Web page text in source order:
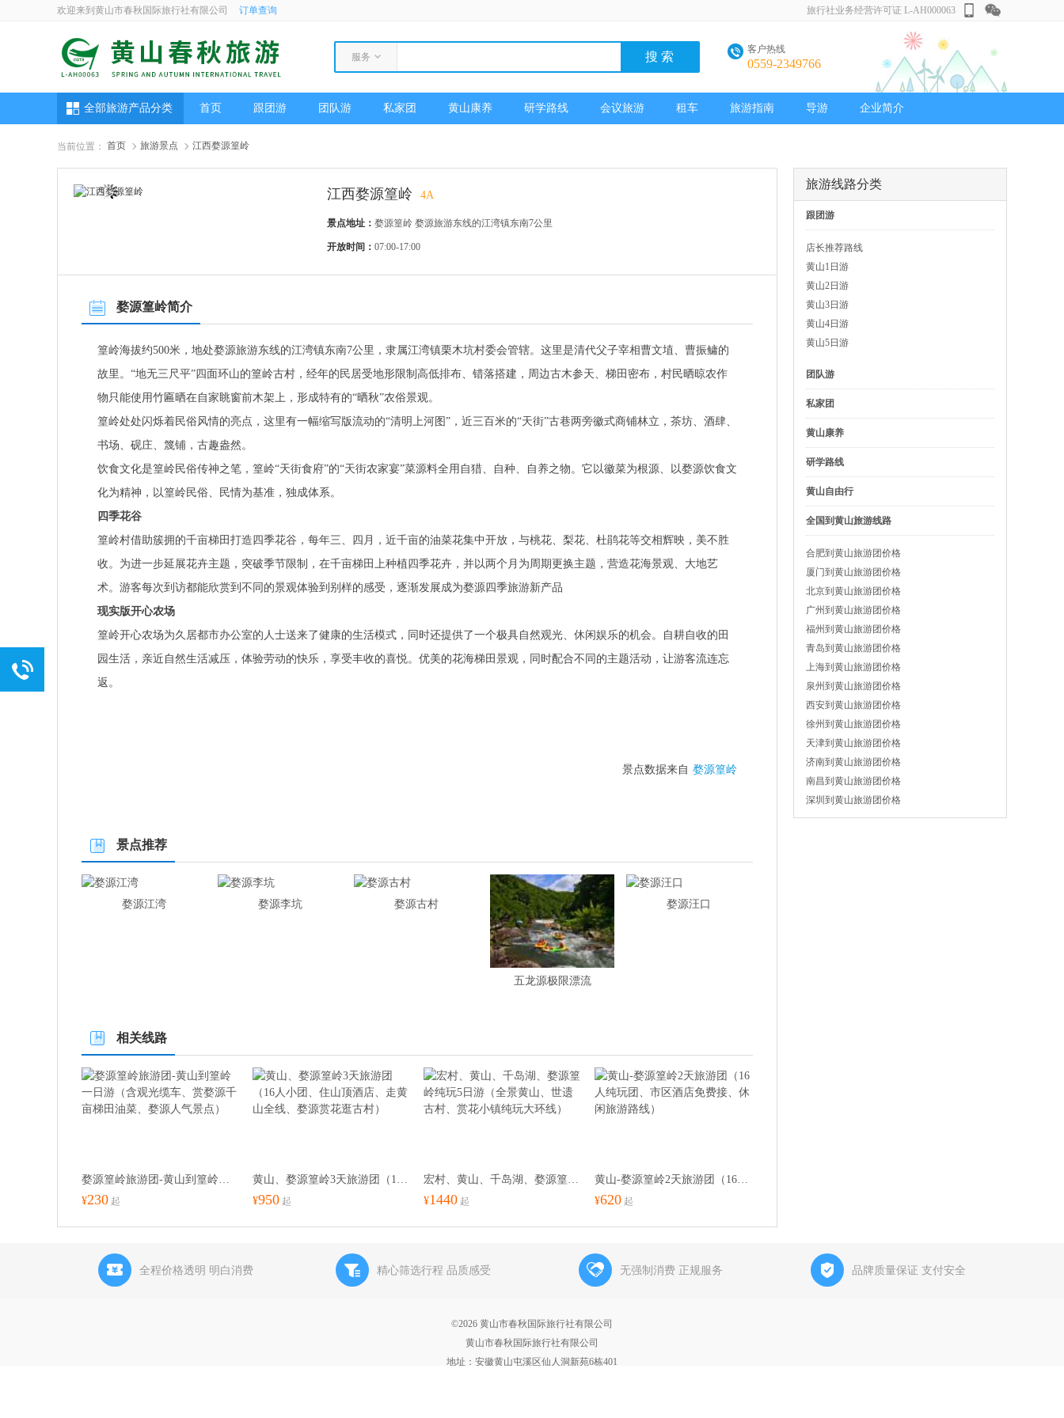
欢迎来到黄山市春秋国际旅行社有限公司 订单查询 旅行社业务经营许可证 L-AH000063
服务
客户热线
0559-2349766
全部旅游产品分类 首页 跟团游 团队游 私家团 黄山康养 研学路线 会议旅游 租车 旅游指南 导游 企业简介
当前位置： 首页 旅游景点 江西婺源篁岭
旅游线路分类
跟团游
店长推荐路线
黄山1日游
黄山2日游
黄山3日游
黄山4日游
黄山5日游
团队游
私家团
黄山康养
研学路线
黄山自由行
全国到黄山旅游线路
合肥到黄山旅游团价格
厦门到黄山旅游团价格
北京到黄山旅游团价格
广州到黄山旅游团价格
福州到黄山旅游团价格
青岛到黄山旅游团价格
上海到黄山旅游团价格
泉州到黄山旅游团价格
西安到黄山旅游团价格
徐州到黄山旅游团价格
天津到黄山旅游团价格
济南到黄山旅游团价格
南昌到黄山旅游团价格
深圳到黄山旅游团价格
江西婺源篁岭 4A
景点地址： 婺源篁岭 婺源旅游东线的江湾镇东南7公里
开放时间： 07:00-17:00
婺源篁岭简介
篁岭海拔约500米，地处婺源旅游东线的江湾镇东南7公里，隶属江湾镇栗木坑村委会管辖。这里是清代父子宰相曹文埴、曹振鳙的
故里。“地无三尺平”四面环山的篁岭古村，经年的民居受地形限制高低排布、错落搭建，周边古木参天、梯田密布，村民晒晾农作
物只能使用竹匾晒在自家眺窗前木架上，形成特有的“晒秋”农俗景观。
篁岭处处闪烁着民俗风情的亮点，这里有一幅缩写版流动的“清明上河图”，近三百米的“天街”古巷两旁徽式商铺林立，茶坊、酒肆、
书场、砚庄、篾铺，古趣盎然。
饮食文化是篁岭民俗传神之笔，篁岭“天街食府”的“天街农家宴”菜源料全用自猎、自种、自养之物。它以徽菜为根源、以婺源饮食文
化为精神，以篁岭民俗、民情为基准，独成体系。
四季花谷
篁岭村借助簇拥的千亩梯田打造四季花谷，每年三、四月，近千亩的油菜花集中开放，与桃花、梨花、杜鹃花等交相辉映，美不胜
收。为进一步延展花卉主题，突破季节限制，在千亩梯田上种植四季花卉，并以两个月为周期更换主题，营造花海景观、大地艺
术。游客每次到访都能欣赏到不同的景观体验到别样的感受，逐渐发展成为婺源四季旅游新产品
现实版开心农场
篁岭开心农场为久居都市办公室的人士送来了健康的生活模式，同时还提供了一个极具自然观光、休闲娱乐的机会。自耕自收的田
园生活，亲近自然生活减压，体验劳动的快乐，享受丰收的喜悦。优美的花海梯田景观，同时配合不同的主题活动，让游客流连忘
返。
景点数据来自 婺源篁岭
景点推荐
婺源江湾 婺源李坑 婺源古村
五龙源极限漂流
婺源汪口
相关线路
婺源篁岭旅游团-黄山到篁岭一日游（含观光缆车、赏婺源千亩梯田油菜、婺源人气景点）
¥230 起
黄山、婺源篁岭3天旅游团（16人小团、住山顶酒店、走黄山全线、婺源赏花逛古村）
¥950 起
宏村、黄山、千岛湖、婺源篁岭纯玩5日游（全景黄山、世遗古村、赏花小镇纯玩大环线）
¥1440 起
黄山-婺源篁岭2天旅游团（16人纯玩团、市区酒店免费接、休闲旅游路线）
¥620 起
全程价格透明 明白消费 精心筛选行程 品质感受 无强制消费 正规服务 品牌质量保证 支付安全
©2026 黄山市春秋国际旅行社有限公司
黄山市春秋国际旅行社有限公司
地址：安徽黄山屯溪区仙人洞新苑6栋401